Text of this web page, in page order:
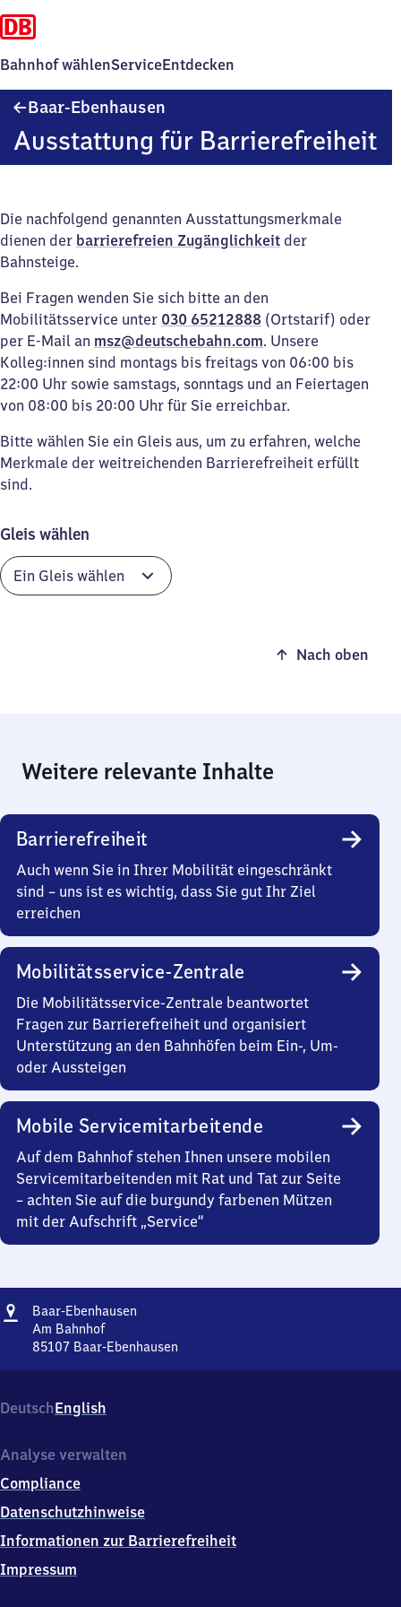
Bahnhof wählenServiceEntdecken
Baar-Ebenhausen
Ausstattung für Barrierefreiheit
Die nachfolgend genannten Ausstattungsmerkmale
dienen der barrierefreien Zugänglichkeit der
Bahnsteige.
Bei Fragen wenden Sie sich bitte an den
Mobilitätsservice unter 030 65212888 (Ortstarif) oder
per E-Mail an msz@deutschebahn.com. Unsere
Kolleg:innen sind montags bis freitags von 06:00 bis
22:00 Uhr sowie samstags, sonntags und an Feiertagen
von 08:00 bis 20:00 Uhr für Sie erreichbar.
Bitte wählen Sie ein Gleis aus, um zu erfahren, welche
Merkmale der weitreichenden Barrierefreiheit erfüllt
sind.
Gleis wählen
Nach oben
Weitere relevante Inhalte
Barrierefreiheit
Auch wenn Sie in Ihrer Mobilität eingeschränkt
sind – uns ist es wichtig, dass Sie gut Ihr Ziel
erreichen
Mobilitätsservice-Zentrale
Die Mobilitätsservice-Zentrale beantwortet
Fragen zur Barrierefreiheit und organisiert
Unterstützung an den Bahnhöfen beim Ein-, Um-
oder Aussteigen
Mobile Servicemitarbeitende
Auf dem Bahnhof stehen Ihnen unsere mobilen
Servicemitarbeitenden mit Rat und Tat zur Seite
– achten Sie auf die burgundy farbenen Mützen
mit der Aufschrift „Service“
Adresse
Baar-Ebenhausen
Am Bahnhof
85107 Baar-Ebenhausen
Am
Bahnhof,
5
0
7
Ebenhausen
DeutschEnglish
Analyse verwalten
Compliance
Datenschutzhinweise
Informationen zur Barrierefreiheit
Impressum